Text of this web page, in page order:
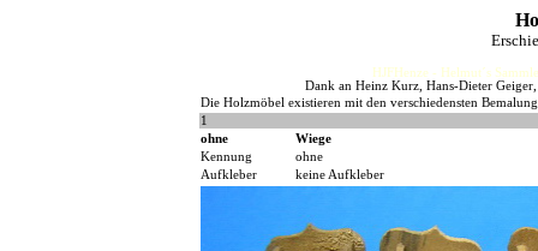
HJFHenze - Helmut´s
Dank an Heinz Kurz, Hans-Dieter
Die Holzmöbel existieren mit den verschiedensten
1
ohne
Wiege
Kennung
ohne
Aufkleber
keine Aufkleber